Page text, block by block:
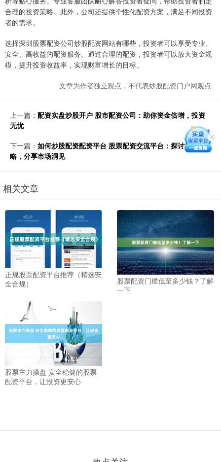
合理的投资策略。此外，公司还提供个性化配资方案，满足不同投资
者的需求。
选择深圳股票配资公司炒股配资网站有哪些，投资者可以享受专业、
安全、高收益的配资服务。通过合理的配资，投资者可以放大资金规
模，提升投资收益率，实现财富增长的目标。
文章为作者独立观点，不代表炒股配资门户网观点
上一篇： 配资实盘炒股开户 股市配资公司：助你资金倍增，投资
无忧
下一篇： 如何炒股配资配资平台 股票配资交流平台：探讨投资策
略，分享市场洞见
相关文章
正规股票配资平台推荐（精选安
全合规）
股票配资门槛低至多少钱？了解
一下
股票主力操盘 安全稳健的股票
配资平台，让投资更安心